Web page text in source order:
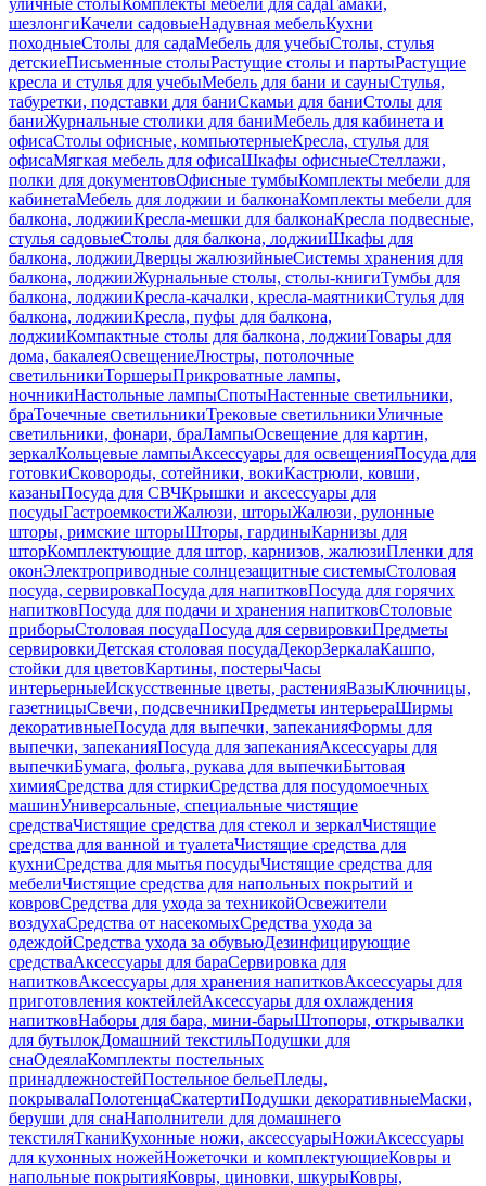
уличные столыКомплекты мебели для садаГамаки,
шезлонгиКачели садовыеНадувная мебельКухни
походныеСтолы для садаМебель для учебыСтолы, стулья
детскиеПисьменные столыРастущие столы и партыРастущие
кресла и стулья для учебыМебель для бани и сауныСтулья,
табуретки, подставки для баниСкамьи для баниСтолы для
баниЖурнальные столики для баниМебель для кабинета и
офисаСтолы офисные, компьютерныеКресла, стулья для
офисаМягкая мебель для офисаШкафы офисныеСтеллажи,
полки для документовОфисные тумбыКомплекты мебели для
кабинетаМебель для лоджии и балконаКомплекты мебели для
балкона, лоджииКресла-мешки для балконаКресла подвесные,
стулья садовыеСтолы для балкона, лоджииШкафы для
балкона, лоджииДверцы жалюзийныеСистемы хранения для
балкона, лоджииЖурнальные столы, столы-книгиТумбы для
балкона, лоджииКресла-качалки, кресла-маятникиСтулья для
балкона, лоджииКресла, пуфы для балкона,
лоджииКомпактные столы для балкона, лоджииТовары для
дома, бакалеяОсвещениеЛюстры, потолочные
светильникиТоршерыПрикроватные лампы,
ночникиНастольные лампыСпотыНастенные светильники,
браТочечные светильникиТрековые светильникиУличные
светильники, фонари, браЛампыОсвещение для картин,
зеркалКольцевые лампыАксессуары для освещенияПосуда для
готовкиСковороды, сотейники, вокиКастрюли, ковши,
казаныПосуда для СВЧКрышки и аксессуары для
посудыГастроемкостиЖалюзи, шторыЖалюзи, рулонные
шторы, римские шторыШторы, гардиныКарнизы для
шторКомплектующие для штор, карнизов, жалюзиПленки для
оконЭлектроприводные солнцезащитные системыСтоловая
посуда, сервировкаПосуда для напитковПосуда для горячих
напитковПосуда для подачи и хранения напитковСтоловые
приборыСтоловая посудаПосуда для сервировкиПредметы
сервировкиДетская столовая посудаДекорЗеркалаКашпо,
стойки для цветовКартины, постерыЧасы
интерьерныеИскусственные цветы, растенияВазыКлючницы,
газетницыСвечи, подсвечникиПредметы интерьераШирмы
декоративныеПосуда для выпечки, запеканияФормы для
выпечки, запеканияПосуда для запеканияАксессуары для
выпечкиБумага, фольга, рукава для выпечкиБытовая
химияСредства для стиркиСредства для посудомоечных
машинУниверсальные, специальные чистящие
средстваЧистящие средства для стекол и зеркалЧистящие
средства для ванной и туалетаЧистящие средства для
кухниСредства для мытья посудыЧистящие средства для
мебелиЧистящие средства для напольных покрытий и
ковровСредства для ухода за техникойОсвежители
воздухаСредства от насекомыхСредства ухода за
одеждойСредства ухода за обувьюДезинфицирующие
средстваАксессуары для бараСервировка для
напитковАксессуары для хранения напитковАксессуары для
приготовления коктейлейАксессуары для охлаждения
напитковНаборы для бара, мини-барыШтопоры, открывалки
для бутылокДомашний текстильПодушки для
снаОдеялаКомплекты постельных
принадлежностейПостельное бельеПледы,
покрывалаПолотенцаСкатертиПодушки декоративныеМаски,
беруши для снаНаполнители для домашнего
текстиляТканиКухонные ножи, аксессуарыНожиАксессуары
для кухонных ножейНожеточки и комплектующиеКовры и
напольные покрытияКовры, циновки, шкурыКовры,